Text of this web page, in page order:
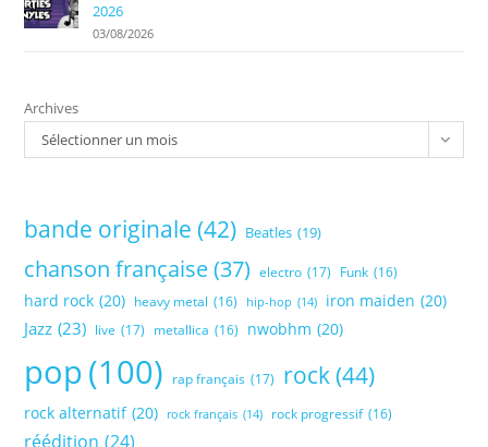
2026
03/08/2026
Archives
Sélectionner un mois
bande originale (42) Beatles (19)
chanson française (37) electro (17) Funk (16)
hard rock (20) heavy metal (16) hip-hop (14) iron maiden (20)
Jazz (23) live (17) metallica (16) nwobhm (20)
pop(100) rap français (17) rock(44)
rock alternatif (20) rock français (14) rock progressif (16)
réédition (24)